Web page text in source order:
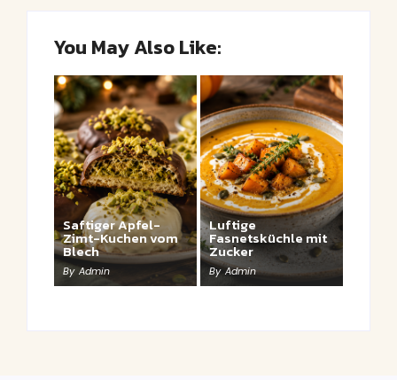
You May Also Like:
Saftiger Apfel-
Zimt-Kuchen vom
Blech
By Admin
Luftige
Fasnetsküchle mit
Zucker
By Admin